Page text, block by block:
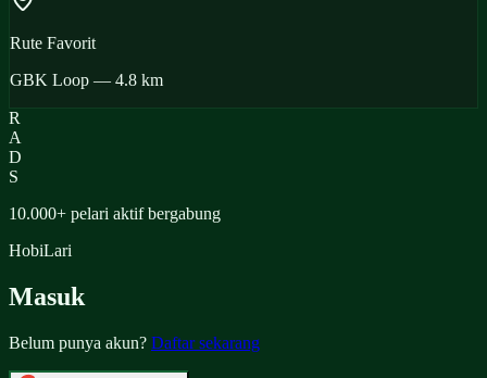
Rute Favorit
GBK Loop — 4.8 km
R
A
D
S
10.000+ pelari aktif bergabung
HobiLari
Masuk
Belum punya akun? Daftar sekarang